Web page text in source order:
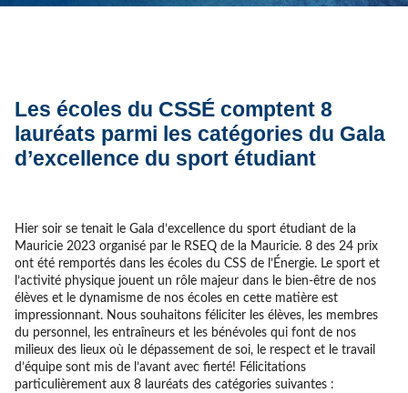
Les écoles du CSSÉ comptent 8
lauréats parmi les catégories du Gala
d’excellence du sport étudiant
Hier soir se tenait le Gala d’excellence du sport étudiant de la
Mauricie 2023 organisé par le RSEQ de la Mauricie. 8 des 24 prix
ont été remportés dans les écoles du CSS de l’Énergie. Le sport et
l’activité physique jouent un rôle majeur dans le bien-être de nos
élèves et le dynamisme de nos écoles en cette matière est
impressionnant. Nous souhaitons féliciter les élèves, les membres
du personnel, les entraîneurs et les bénévoles qui font de nos
milieux des lieux où le dépassement de soi, le respect et le travail
d’équipe sont mis de l’avant avec fierté! Félicitations
particulièrement aux 8 lauréats des catégories suivantes :